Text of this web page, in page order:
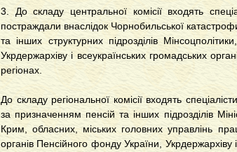
3. До складу центральної комісії входять
постраждали внаслідок Чорнобильської
та інших структурних підрозділів
Укрдержархіву і всеукраїнських громадських
регіонах.
До складу регіональної комісії входять
за призначенням пенсій та інших підрозділів
Крим, обласних, міських головних управлінь
органів Пенсійного фонду України, Укрдержархіву